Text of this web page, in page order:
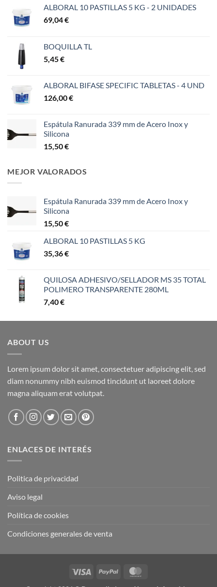
ALBORAL 10 PASTILLAS 5 KG - 2 UNIDADES
69,04€
BOQUILLA TL
5,45€
ALBORAL BIFASE SPECIFIC TABLETAS - 4 UND
126,00€
Espátula Ranurada 339 mm de Acero Inox y
Silicona
15,50€
MEJOR VALORADOS
Espátula Ranurada 339 mm de Acero Inox y
Silicona
15,50€
ALBORAL 10 PASTILLAS 5 KG
35,36€
QUILOSA ADHESIVO/SELLADOR MS 35 TOTAL
POLIMERO TRANSPARENTE 280ML
7,40€
ABOUT US
Lorem ipsum dolor sit amet, consectetuer adipiscing elit, sed
diam nonummy nibh euismod tincidunt ut laoreet dolore
magna aliquam erat volutpat.
ENLACES DE INTERÉS
Politica de privacidad
Aviso legal
Política de cookies
Condiciones generales de venta
Visa PayPal